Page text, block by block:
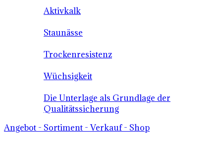
Aktivkalk
Staunässe
Trockenresistenz
Wüchsigkeit
Die Unterlage als Grundlage der
Qualitätssicherung
Angebot - Sortiment - Verkauf - Shop